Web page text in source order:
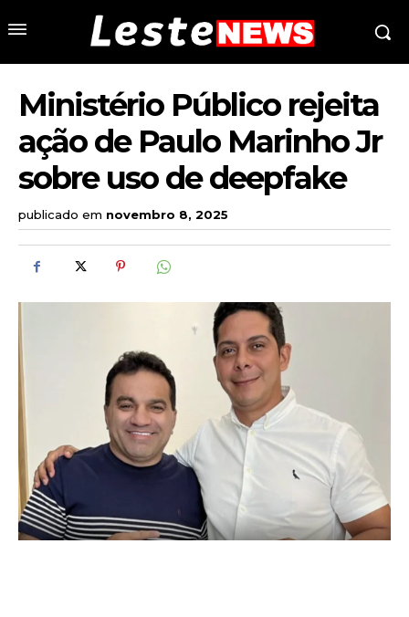
Ministério Público rejeita
ação de Paulo Marinho Jr
sobre uso de deepfake
publicado em novembro 8, 2025